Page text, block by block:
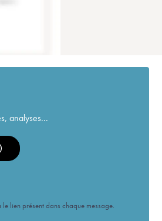
analyses...
lien présent dans chaque message.